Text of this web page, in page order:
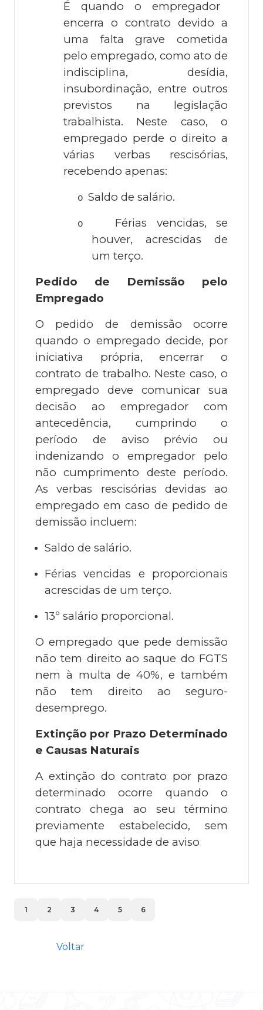
É quando o empregador
encerra o contrato devido a
uma falta grave cometida
pelo empregado, como ato de
indisciplina, desídia,
insubordinação, entre outros
previstos na legislação
trabalhista. Neste caso, o
empregado perde o direito a
várias verbas rescisórias,
recebendo apenas:
o Saldo de salário.
o
Férias vencidas, se
houver, acrescidas de
um terço.
Pedido de Demissão pelo
Empregado
O pedido de demissão ocorre
quando o empregado decide, por
iniciativa própria, encerrar o
contrato de trabalho. Neste caso, o
empregado deve comunicar sua
decisão ao empregador com
antecedência, cumprindo o
período de aviso prévio ou
indenizando o empregador pelo
não cumprimento deste período.
As verbas rescisórias devidas ao
empregado em caso de pedido de
demissão incluem:
Saldo de salário.
Férias vencidas e proporcionais
acrescidas de um terço.
13º salário proporcional.
O empregado que pede demissão
não tem direito ao saque do FGTS
nem à multa de 40%, e também
não tem direito ao seguro-
desemprego.
Extinção por Prazo Determinado
e Causas Naturais
A extinção do contrato por prazo
determinado ocorre quando o
contrato chega ao seu término
previamente estabelecido, sem
que haja necessidade de aviso
1 2 3 4 5 6
Voltar